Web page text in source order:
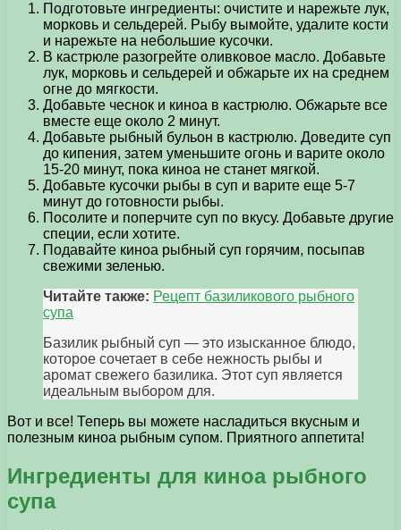
Подготовьте ингредиенты: очистите и нарежьте лук,
морковь и сельдерей. Рыбу вымойте, удалите кости
и нарежьте на небольшие кусочки.
В кастрюле разогрейте оливковое масло. Добавьте
лук, морковь и сельдерей и обжарьте их на среднем
огне до мягкости.
Добавьте чеснок и киноа в кастрюлю. Обжарьте все
вместе еще около 2 минут.
Добавьте рыбный бульон в кастрюлю. Доведите суп
до кипения, затем уменьшите огонь и варите около
15-20 минут, пока киноа не станет мягкой.
Добавьте кусочки рыбы в суп и варите еще 5-7
минут до готовности рыбы.
Посолите и поперчите суп по вкусу. Добавьте другие
специи, если хотите.
Подавайте киноа рыбный суп горячим, посыпав
свежими зеленью.
Читайте также: Рецепт базиликового рыбного
супа
Базилик рыбный суп — это изысканное блюдо,
которое сочетает в себе нежность рыбы и
аромат свежего базилика. Этот суп является
идеальным выбором для.
Вот и все! Теперь вы можете насладиться вкусным и
полезным киноа рыбным супом. Приятного аппетита!
Ингредиенты для киноа рыбного
супа